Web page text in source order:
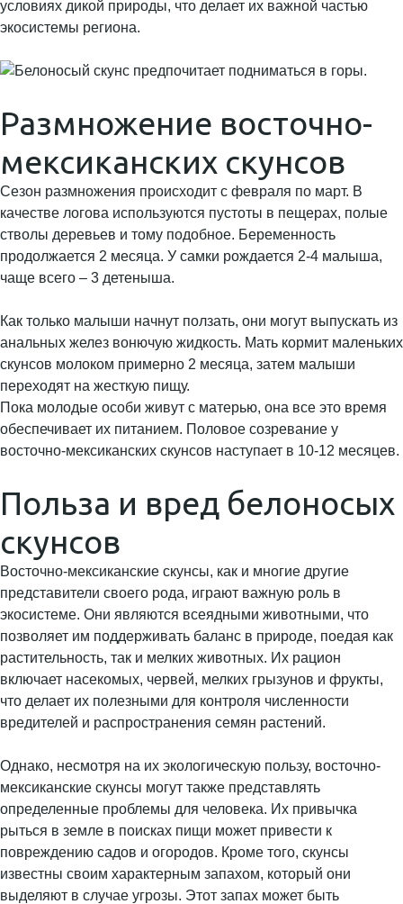
условиях дикой природы, что делает их важной частью
экосистемы региона.
Размножение восточно-
мексиканских скунсов
Сезон размножения происходит с февраля по март. В
качестве логова используются пустоты в пещерах, полые
стволы деревьев и тому подобное. Беременность
продолжается 2 месяца. У самки рождается 2-4 малыша,
чаще всего – 3 детеныша.
Как только малыши начнут ползать, они могут выпускать из
анальных желез вонючую жидкость. Мать кормит маленьких
скунсов молоком примерно 2 месяца, затем малыши
переходят на жесткую пищу.
Пока молодые особи живут с матерью, она все это время
обеспечивает их питанием. Половое созревание у
восточно-мексиканских скунсов наступает в 10-12 месяцев.
Польза и вред белоносых
скунсов
Восточно-мексиканские скунсы, как и многие другие
представители своего рода, играют важную роль в
экосистеме. Они являются всеядными животными, что
позволяет им поддерживать баланс в природе, поедая как
растительность, так и мелких животных. Их рацион
включает насекомых, червей, мелких грызунов и фрукты,
что делает их полезными для контроля численности
вредителей и распространения семян растений.
Однако, несмотря на их экологическую пользу, восточно-
мексиканские скунсы могут также представлять
определенные проблемы для человека. Их привычка
рыться в земле в поисках пищи может привести к
повреждению садов и огородов. Кроме того, скунсы
известны своим характерным запахом, который они
выделяют в случае угрозы. Этот запах может быть